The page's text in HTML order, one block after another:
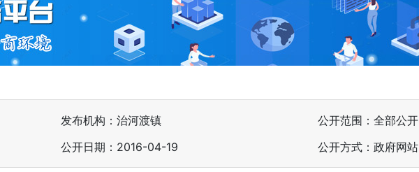
发布机构：治河渡镇
公开范围：全部公开
公开日期：2016-04-19 公开方式：政府网站